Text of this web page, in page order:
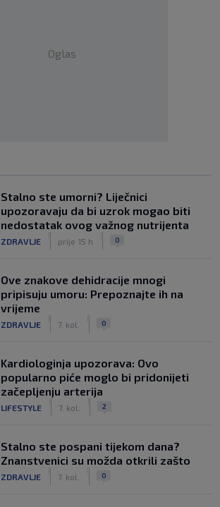
Oglas
Stalno ste umorni? Liječnici
upozoravaju da bi uzrok mogao biti
nedostatak ovog važnog nutrijenta
ZDRAVLJE prije 15 h 0
Ove znakove dehidracije mnogi
pripisuju umoru: Prepoznajte ih na
vrijeme
ZDRAVLJE 7. kol. 0
Kardiologinja upozorava: Ovo
popularno piće moglo bi pridonijeti
začepljenju arterija
LIFESTYLE 7. kol. 2
Stalno ste pospani tijekom dana?
Znanstvenici su možda otkrili zašto
ZDRAVLJE 7. kol. 0